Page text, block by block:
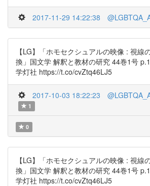
2017-11-29 14:22:38
【LG】「ホモセクシュアルの映像 : 視線
換」国文学 解釈と教材の研究 44巻1号
学灯社 https://t.co/cvZtq46LJ5
2017-10-03 18:22:23
1
0
【LG】「ホモセクシュアルの映像 : 視線
換」国文学 解釈と教材の研究 44巻1号
学灯社 https://t.co/cvZtq46LJ5